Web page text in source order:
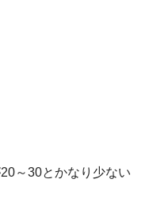
～30とかなり少ない